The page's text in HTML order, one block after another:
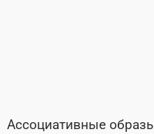
Ассоциативные